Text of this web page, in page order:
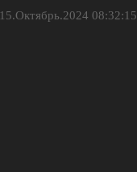
15.Октябрь.2024 08:32:15